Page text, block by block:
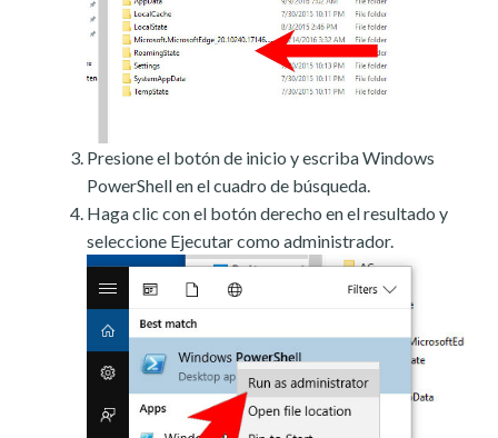
Presione el botón de inicio y escriba Windows
PowerShell en el cuadro de búsqueda.
Haga clic con el botón derecho en el resultado y
seleccione Ejecutar como administrador.